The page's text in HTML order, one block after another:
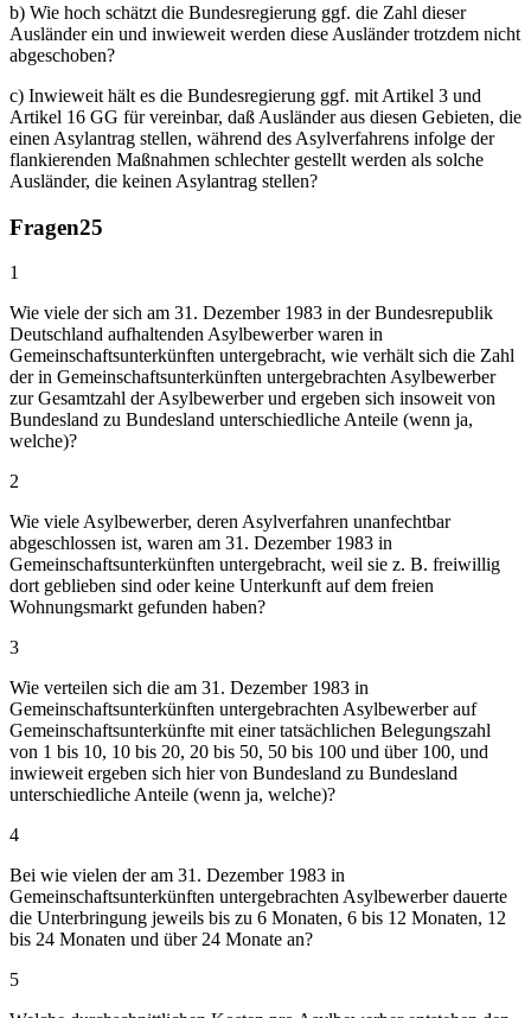
b) Wie hoch schätzt die Bundesregierung ggf. die Zahl dieser
Ausländer ein und inwieweit werden diese Ausländer trotzdem nicht
abgeschoben?
c) Inwieweit hält es die Bundesregierung ggf. mit Artikel 3 und
Artikel 16 GG für vereinbar, daß Ausländer aus diesen Gebieten, die
einen Asylantrag stellen, während des Asylverfahrens infolge der
flankierenden Maßnahmen schlechter gestellt werden als solche
Ausländer, die keinen Asylantrag stellen?
Fragen25
1
Wie viele der sich am 31. Dezember 1983 in der Bundesrepublik
Deutschland aufhaltenden Asylbewerber waren in
Gemeinschaftsunterkünften untergebracht, wie verhält sich die Zahl
der in Gemeinschaftsunterkünften untergebrachten Asylbewerber
zur Gesamtzahl der Asylbewerber und ergeben sich insoweit von
Bundesland zu Bundesland unterschiedliche Anteile (wenn ja,
welche)?
2
Wie viele Asylbewerber, deren Asylverfahren unanfechtbar
abgeschlossen ist, waren am 31. Dezember 1983 in
Gemeinschaftsunterkünften untergebracht, weil sie z. B. freiwillig
dort geblieben sind oder keine Unterkunft auf dem freien
Wohnungsmarkt gefunden haben?
3
Wie verteilen sich die am 31. Dezember 1983 in
Gemeinschaftsunterkünften untergebrachten Asylbewerber auf
Gemeinschaftsunterkünfte mit einer tatsächlichen Belegungszahl
von 1 bis 10, 10 bis 20, 20 bis 50, 50 bis 100 und über 100, und
inwieweit ergeben sich hier von Bundesland zu Bundesland
unterschiedliche Anteile (wenn ja, welche)?
4
Bei wie vielen der am 31. Dezember 1983 in
Gemeinschaftsunterkünften untergebrachten Asylbewerber dauerte
die Unterbringung jeweils bis zu 6 Monaten, 6 bis 12 Monaten, 12
bis 24 Monaten und über 24 Monate an?
5